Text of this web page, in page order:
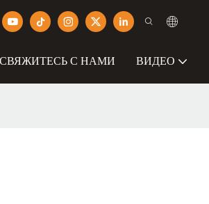
СВЯЖИТЕСЬ С НАМИ ВИДЕО